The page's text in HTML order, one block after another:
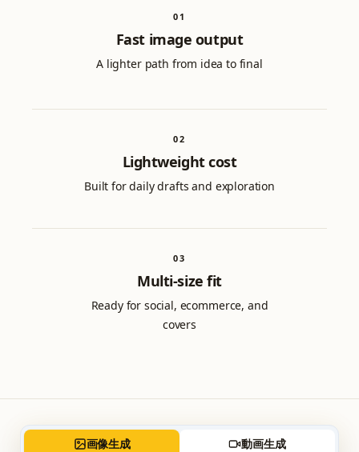
01
Fast image output
A lighter path from idea to final
02
Lightweight cost
Built for daily drafts and exploration
03
Multi-size fit
Ready for social, ecommerce, and
covers
画像生成 動画生成